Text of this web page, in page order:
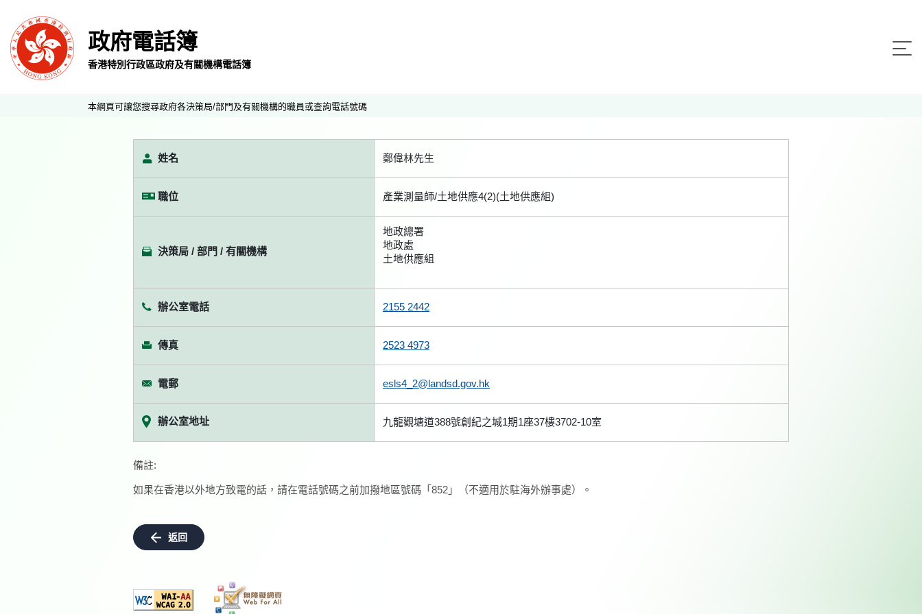
政府電話簿
香港特別行政區政府及有關機構電話簿
本網頁可讓您搜尋政府各決策局/部門及有關機構的職員或查詢電話號碼
姓名 鄭偉林先生
職位 產業測量師/土地供應4(2)(土地供應組)
決策局 / 部門 / 有關機構
地政總署
地政處
土地供應組
辦公室電話 2155 2442
傳真 2523 4973
電郵 esls4_2@landsd.gov.hk
辦公室地址 九龍觀塘道388號創紀之城1期1座37樓3702-10室
備註:
如果在香港以外地方致電的話，請在電話號碼之前加撥地區號碼「852」（不適用於駐海外辦事處）。
返回